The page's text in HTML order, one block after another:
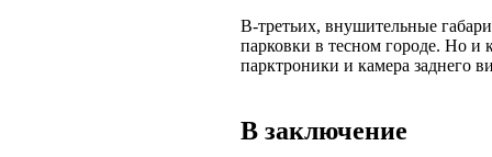
В-третьих, внушительные
парковки в тесном городе. Но
парктроники и камера заднего
В заключение